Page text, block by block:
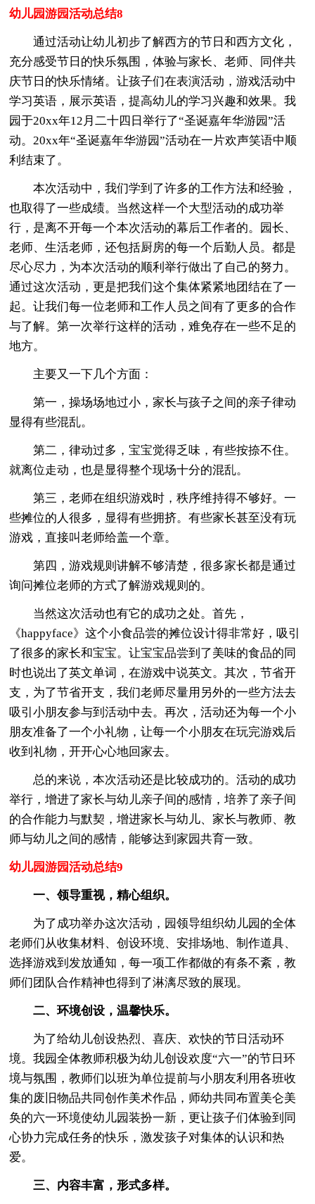
幼儿园游园活动总结8
通过活动让幼儿初步了解西方的节日和西方文化，
充分感受节日的快乐氛围，体验与家长、老师、同伴共
庆节日的快乐情绪。让孩子们在表演活动，游戏活动中
学习英语，展示英语，提高幼儿的学习兴趣和效果。我
园于20xx年12月二十四日举行了“圣诞嘉年华游园”活
动。20xx年“圣诞嘉年华游园”活动在一片欢声笑语中顺
利结束了。
本次活动中，我们学到了许多的工作方法和经验，
也取得了一些成绩。当然这样一个大型活动的成功举
行，是离不开每一个本次活动的幕后工作者的。园长、
老师、生活老师，还包括厨房的每一个后勤人员。都是
尽心尽力，为本次活动的顺利举行做出了自己的努力。
通过这次活动，更是把我们这个集体紧紧地团结在了一
起。让我们每一位老师和工作人员之间有了更多的合作
与了解。第一次举行这样的活动，难免存在一些不足的
地方。
主要又一下几个方面：
第一，操场场地过小，家长与孩子之间的亲子律动
显得有些混乱。
第二，律动过多，宝宝觉得乏味，有些按捺不住。
就离位走动，也是显得整个现场十分的混乱。
第三，老师在组织游戏时，秩序维持得不够好。一
些摊位的人很多，显得有些拥挤。有些家长甚至没有玩
游戏，直接叫老师给盖一个章。
第四，游戏规则讲解不够清楚，很多家长都是通过
询问摊位老师的方式了解游戏规则的。
当然这次活动也有它的成功之处。首先，
《happyface》这个小食品尝的摊位设计得非常好，吸引
了很多的家长和宝宝。让宝宝品尝到了美味的食品的同
时也说出了英文单词，在游戏中说英文。其次，节省开
支，为了节省开支，我们老师尽量用另外的一些方法去
吸引小朋友参与到活动中去。再次，活动还为每一个小
朋友准备了一个小礼物，让每一个小朋友在玩完游戏后
收到礼物，开开心心地回家去。
总的来说，本次活动还是比较成功的。活动的成功
举行，增进了家长与幼儿亲子间的感情，培养了亲子间
的合作能力与默契，增进家长与幼儿、家长与教师、教
师与幼儿之间的感情，能够达到家园共育一致。
幼儿园游园活动总结9
一、领导重视，精心组织。
为了成功举办这次活动，园领导组织幼儿园的全体
老师们从收集材料、创设环境、安排场地、制作道具、
选择游戏到发放通知，每一项工作都做的有条不紊，教
师们团队合作精神也得到了淋漓尽致的展现。
二、环境创设，温馨快乐。
为了给幼儿创设热烈、喜庆、欢快的节日活动环
境。我园全体教师积极为幼儿创设欢度“六一”的节日环
境与氛围，教师们以班为单位提前与小朋友利用各班收
集的废旧物品共同创作美术作品，师幼共同布置美仑美
奂的六一环境使幼儿园装扮一新，更让孩子们体验到同
心协力完成任务的快乐，激发孩子对集体的认识和热
爱。
三、内容丰富，形式多样。